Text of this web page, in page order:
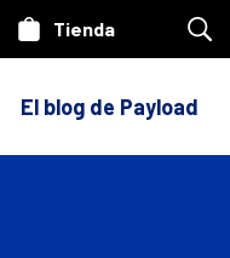
Tienda
en
sitio
El blog de Payload